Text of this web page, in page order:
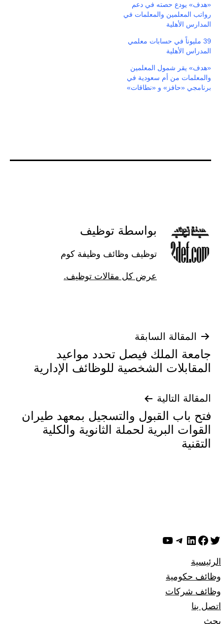
«هدف» يودع حصته في دعم
رواتب المعلمين والمعلمات في
المدارس الأهلية
39 مليوناً في حسابات معلمي
المدراس الأهلية
«هدف» يقر شمول المعلمين
والمعلمات من أم سعودية في
برنامجي «حافز» و «نطاقات»
بواسطة توظيف
توظيف وظائف وظيفة كوم
عرض كل مقالات توظيف.
تصفّح
المقالات
المقالة السابقة
جامعة الملك فيصل تحدد مواعيد
المقابلات الشخصية للوظائف الإدارية
المقالة التالية
فتح باب القبول والتسجيل بمعهد طيران
القوات البرية لحملة الثانوية والكلية
التقنية
تويترفيسبوك
لينكد إن تيليجرام
يوتيوب
الرئيسية
وظائف حكومية
وظائف شركات
اتصل بنا
بحث